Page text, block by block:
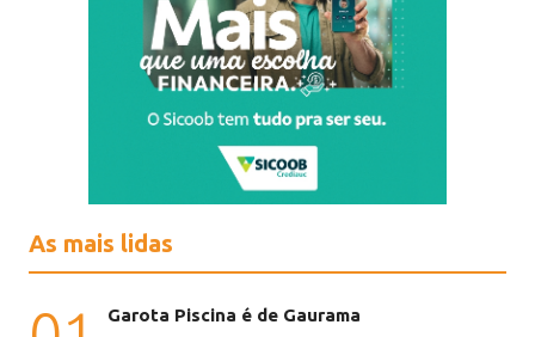
As mais lidas
Garota Piscina é de Gaurama